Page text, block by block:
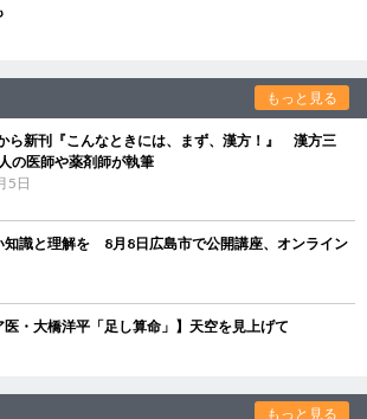
もっと見る
ら新刊『こんなときには、まず、漢方！』 漢方三
の医師や薬剤師が執筆
5日
知識と理解を 8月8日広島市で公開講座、オンライン
医・大橋洋平「足し算命」】天空を見上げて
もっと見る